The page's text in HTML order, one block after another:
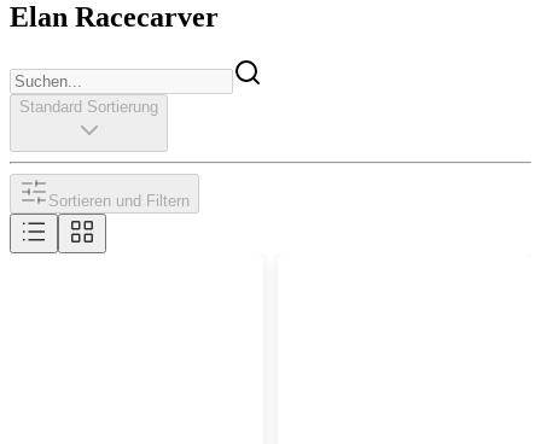
Elan Racecarver
Standard Sortierung
Sortieren und Filtern